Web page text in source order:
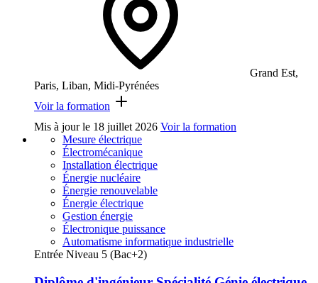
Grand Est,
Paris, Liban, Midi-Pyrénées
Voir la formation
Mis à jour le 18 juillet 2026 Voir la formation
Mesure électrique
Électromécanique
Installation électrique
Énergie nucléaire
Énergie renouvelable
Énergie électrique
Gestion énergie
Électronique puissance
Automatisme informatique industrielle
Entrée Niveau 5 (Bac+2)